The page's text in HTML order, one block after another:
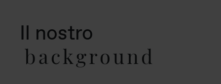
Il nostro
background